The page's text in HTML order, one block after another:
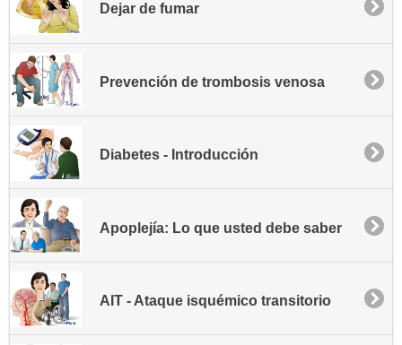
Dejar de fumar
Prevención de trombosis venosa
Diabetes - Introducción
Apoplejía: Lo que usted debe saber
AIT - Ataque isquémico transitorio